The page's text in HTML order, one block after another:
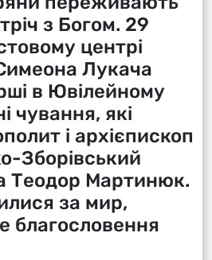
з Богом. 29
центрі
Лукача
в Ювілейному
чування, які
і архієпископ
Зборівський
Теодор Мартинюк.
за мир,
благословення